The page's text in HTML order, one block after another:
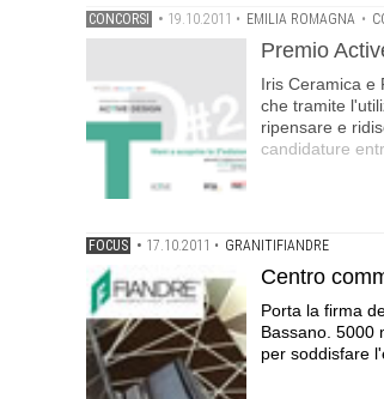
CONCORSI • 19.10.2011 • EMILIA ROMAGNA •
Premio
Iris Ceramica e
che tramite
ripensare e
candidature
FOCUS • 17.10.2011 • GRANITIFIANDRE
Centro
Porta la firma
Bassano. 5000
per soddisfare